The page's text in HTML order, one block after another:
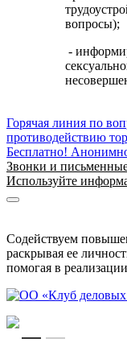
вопросы);
-
Горячая линия по
противодействию
Бесплатно!
Звонки и
Используйте
Содействуем
раскрывая ее
помогая в
RUEN